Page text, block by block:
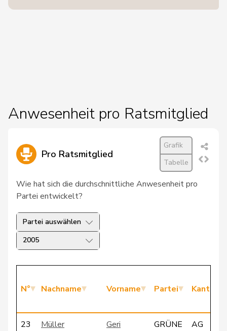
Anwesenheit pro Ratsmitglied
Pro Ratsmitglied
Grafik
Tabelle
Wie hat sich die durchschnittliche Anwesenheit pro
Partei entwickelt?
Partei auswählen
2005
N° Nachname Vorname Partei Kanton
23 Müller Geri GRÜNE AG